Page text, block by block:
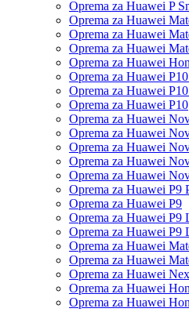
Oprema za Huawei P
Oprema za Huawei
Oprema za Huawei
Oprema za Huawei
Oprema za Huawei
Oprema za Huawei
Oprema za Huawei
Oprema za Huawei P10
Oprema za Huawei
Oprema za Huawei
Oprema za Huawei
Oprema za Huawei
Oprema za Huawei
Oprema za Huawei P9
Oprema za Huawei P9
Oprema za Huawei P9
Oprema za Huawei P9
Oprema za Huawei
Oprema za Huawei
Oprema za Huawei
Oprema za Huawei
Oprema za Huawei